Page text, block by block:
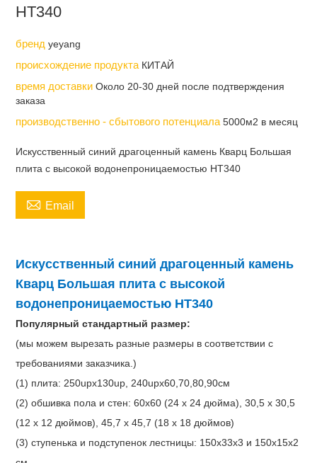
НТ340
брендyeyang
происхождение продукта КИТАЙ
время доставкиОколо 20-30 дней после подтверждения
заказа
производственно - сбытового потенциала5000м2 в месяц
Искусственный синий драгоценный камень Кварц Большая
плита с высокой водонепроницаемостью НТ340
 Email
Искусственный синий драгоценный камень
Кварц Большая плита с высокой
водонепроницаемостью НТ340
Популярный стандартный размер:
(мы можем вырезать разные размеры в соответствии с
требованиями заказчика.)
(1) плита: 250upx130up, 240upx60,70,80,90см
(2) обшивка пола и стен: 60x60 (24 x 24 дюйма), 30,5 x 30,5
(12 x 12 дюймов), 45,7 x 45,7 (18 x 18 дюймов)
(3) ступенька и подступенок лестницы: 150x33x3 и 150x15x2